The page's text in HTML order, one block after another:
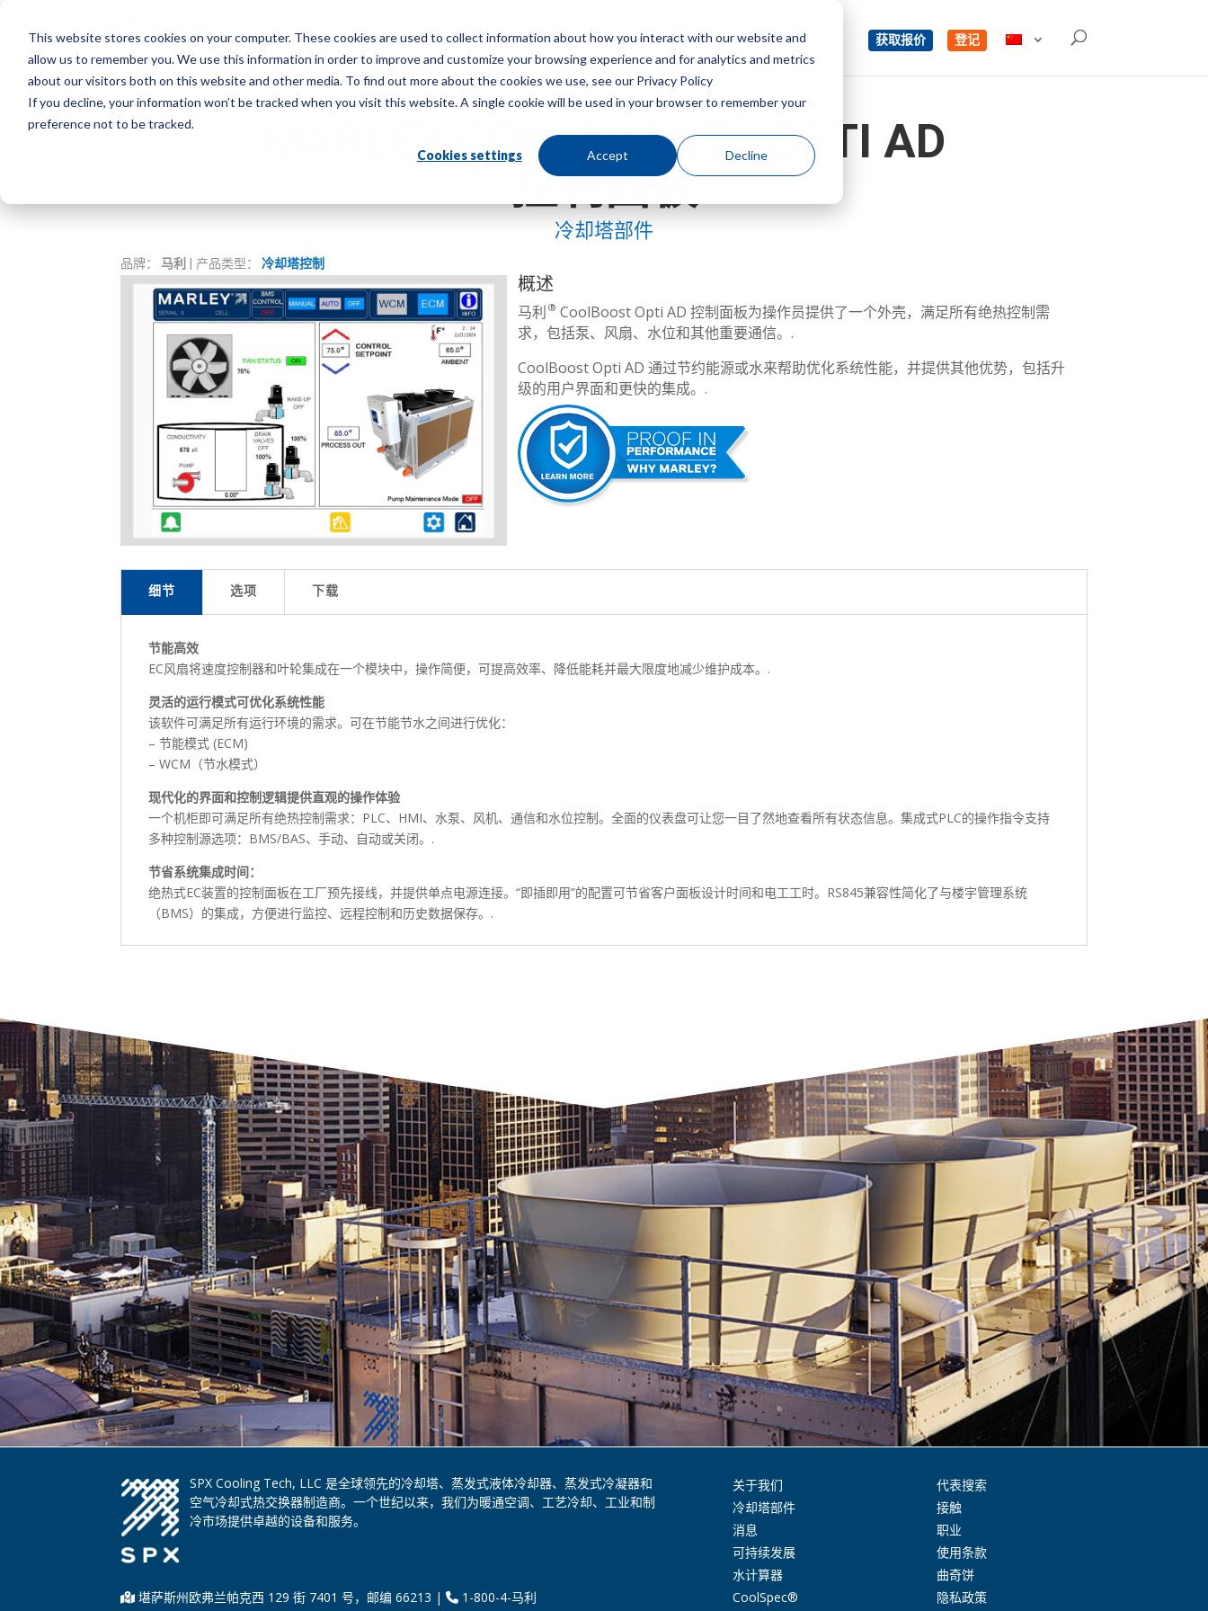
This website stores cookies on your computer. These cookies are used to collect information about how you interact with our website and
allow us to remember you. We use this information in order to improve and customize your browsing experience and for analytics and metrics
about our visitors both on this website and other media. To find out more about the cookies we use, see our Privacy Policy
If you decline, your information won’t be tracked when you visit this website. A single cookie will be used in your browser to remember your
preference not to be tracked.
Cookies settings Accept Decline
菜单 获取报价 登记
MARLEY COOLBOOST®OPTI AD
控制面板
冷却塔部件
品牌： 马利 | 产品类型：冷却塔控制
概述
马利 ® CoolBoost Opti AD 控制面板为操作员提供了一个外壳，满足所有绝热控制需
求，包括泵、风扇、水位和其他重要通信。.
CoolBoost Opti AD 通过节约能源或水来帮助优化系统性能，并提供其他优势，包括升
级的用户界面和更快的集成。.
细节 选项 下载
节能高效
EC风扇将速度控制器和叶轮集成在一个模块中，操作简便，可提高效率、降低能耗并最大限度地减少维护成本。.
灵活的运行模式可优化系统性能
该软件可满足所有运行环境的需求。可在节能节水之间进行优化：
– 节能模式 (ECM)
– WCM（节水模式）
现代化的界面和控制逻辑提供直观的操作体验
一个机柜即可满足所有绝热控制需求：PLC、HMI、水泵、风机、通信和水位控制。全面的仪表盘可让您一目了然地查看所有状态信息。集成式PLC的操作指令支持
多种控制源选项：BMS/BAS、手动、自动或关闭。.
节省系统集成时间：
绝热式EC装置的控制面板在工厂预先接线，并提供单点电源连接。“即插即用”的配置可节省客户面板设计时间和电工工时。RS845兼容性简化了与楼宇管理系统
（BMS）的集成，方便进行监控、远程控制和历史数据保存。.
SPX Cooling Tech, LLC 是全球领先的冷却塔、蒸发式液体冷却器、蒸发式冷凝器和
空气冷却式热交换器制造商。一个世纪以来，我们为暖通空调、工艺冷却、工业和制
冷市场提供卓越的设备和服务。
堪萨斯州欧弗兰帕克西 129 街 7401 号，邮编 66213 | 1-800-4-马利
关于我们
冷却塔部件
消息
可持续发展
水计算器
CoolSpec®
代表搜索
接触
职业
使用条款
曲奇饼
隐私政策